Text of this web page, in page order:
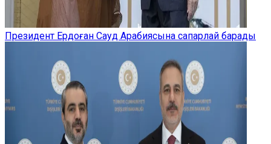
Президент Ердоған Сауд Арабиясына сапарлай барады